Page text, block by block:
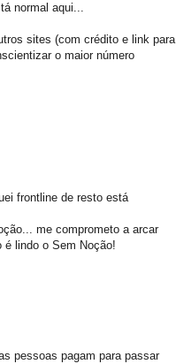
normal aqui...
sites (com crédito e link para
o maior número
frontline de resto está
me comprometo a arcar
lindo o Sem Noção!
pessoas pagam para passar